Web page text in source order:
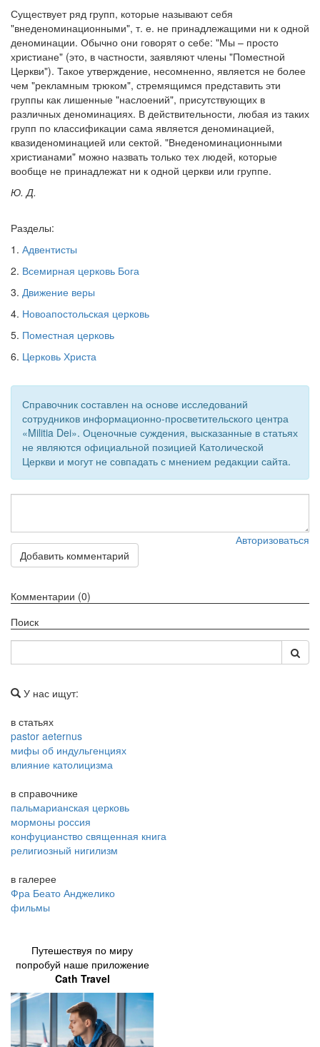
Существует ряд групп, которые называют себя
"внеденоминационными", т. е. не принадлежащими ни к одной
деноминации. Обычно они говорят о себе: "Мы – просто
христиане" (это, в частности, заявляют члены "Поместной
Церкви"). Такое утверждение, несомненно, является не более
чем "рекламным трюком", стремящимся представить эти
группы как лишенные "наслоений", присутствующих в
различных деноминациях. В действительности, любая из таких
групп по классификации сама является деноминацией,
квазиденоминацией или сектой. "Внеденоминационными
христианами" можно назвать только тех людей, которые
вообще не принадлежат ни к одной церкви или группе.
Ю. Д.
Разделы:
1. Адвентисты
2. Всемирная церковь Бога
3. Движение веры
4. Новоапостольская церковь
5. Поместная церковь
6. Церковь Христа
Справочник составлен на основе исследований
сотрудников информационно-просветительского центра
«Militia Dei». Оценочные суждения, высказанные в статьях
не являются официальной позицией Католической
Церкви и могут не совпадать с мнением редакции сайта.
Авторизоваться
Добавить комментарий
Комментарии (0)
Поиск
У нас ищут:
в статьях
pastor aeternus
мифы об индульгенциях
влияние католицизма
в справочнике
пальмарианская церковь
мормоны россия
конфуцианство священная книга
религиозный нигилизм
в галерее
Фра Беато Анджелико
фильмы
Путешествуя по миру
попробуй наше приложение
Cath Travel